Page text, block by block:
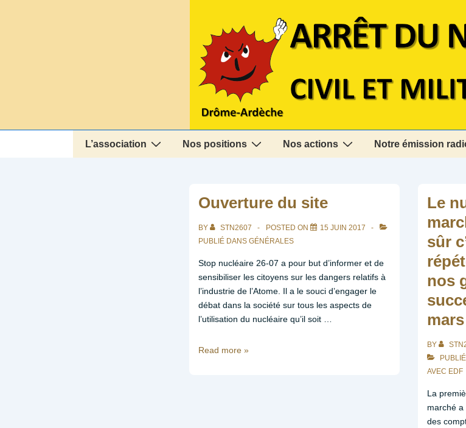
L’association Nos positions Nos actions Notre émission
Ouverture du site
BY STN2607 POSTED ON
15 JUIN 2017
PUBLIÉ DANS GÉNÉRALES
Stop nucléaire 26-07 a pour but d’informer et de
sensibiliser les citoyens sur les dangers relatifs à
l’industrie de l’Atome. Il a le souci d’engager le
débat dans la société sur tous les aspects de
l’utilisation du nucléaire qu’il soit …
Ouverture
Read more »
Le
sûr
nos
BY
AVEC EDF
La
marché
des